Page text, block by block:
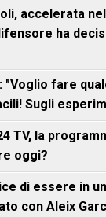
accelerata
ha
"Voglio fare
Sugli
TV, la
oggi?
di essere in
con Aleix